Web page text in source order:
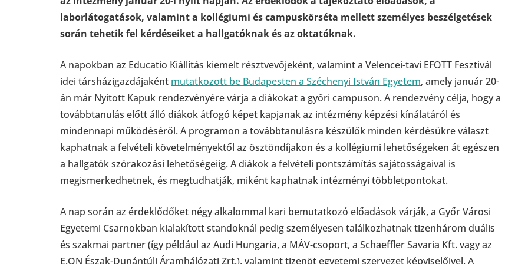
laborlátogatások, valamint a kollégiumi és campuskörséta mellett személyes beszélgetések
során tehetik fel kérdéseiket a hallgatóknak és az oktatóknak.
A napokban az Educatio Kiállítás kiemelt résztvevőjeként, valamint a Velencei-tavi EFOTT Fesztivál
idei társházigazdájaként mutatkozott be Budapesten a Széchenyi István Egyetem, amely január 20-
án már Nyitott Kapuk rendezvényére várja a diákokat a győri campuson. A rendezvény célja, hogy a
továbbtanulás előtt álló diákok átfogó képet kapjanak az intézmény képzési kínálatáról és
mindennapi működéséről. A programon a továbbtanulásra készülők minden kérdésükre választ
kaphatnak a felvételi követelményektől az ösztöndíjakon és a kollégiumi lehetőségeken át egészen
a hallgatók szórakozási lehetőségeiig. A diákok a felvételi pontszámítás sajátosságaival is
megismerkedhetnek, és megtudhatják, miként kaphatnak intézményi többletpontokat.
A nap során az érdeklődőket négy alkalommal kari bemutatkozó előadások várják, a Győr Városi
Egyetemi Csarnokban kialakított standoknál pedig személyesen találkozhatnak tizenhárom duális
és szakmai partner (így például az Audi Hungaria, a MÁV-csoport, a Schaeffler Savaria Kft. vagy az
E.ON Észak-Dunántúli Áramhálózati Zrt.), valamint tizenöt egyetemi szervezet képviselőivel. A